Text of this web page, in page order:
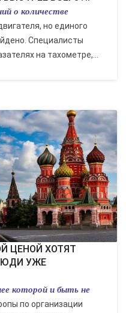
о количестве
но единого
Специалисты
на тахометре,...
УЖЕ
которой и быть не
по организации